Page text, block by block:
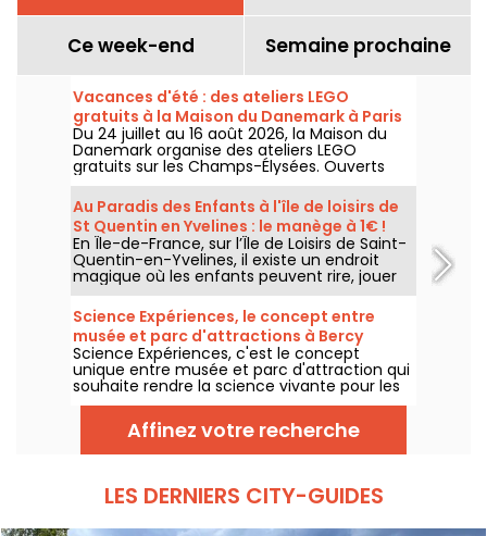
Ce week-end Semaine prochaine
Vacances d'été : des ateliers LEGO
gratuits à la Maison du Danemark à Paris
Du 24 juillet au 16 août 2026, la Maison du
Danemark organise des ateliers LEGO
gratuits sur les Champs-Élysées. Ouverts
aux enfants, aux familles et aux passionnés
de construction, ces rendez-vous
permettent de découvrir l'univers de la
célèbre marque danoise à travers des
espaces de création en libre accès.
Au Paradis des Enfants à l'île de loisirs de
St Quentin en Yvelines : le manège à 1€ !
En Île-de-France, sur l’Île de Loisirs de Saint-
Quentin-en-Yvelines, il existe un endroit
magique où les enfants peuvent rire, jouer
et profiter de manèges adaptés à leur âge :
Au Paradis des Enfants. C’est le parc le
moins cher d’Île-de-France, avec un tarif
exceptionnel de 1 € le manège.
Science Expériences, le concept entre
musée et parc d'attractions à Bercy
Village
Science Expériences, c'est le concept
unique entre musée et parc d'attraction qui
souhaite rendre la science vivante pour les
enfants. Expériences scientifiques, réalité
virtuelle, vidéo mapping, on y retrouve les
dernières technologies utilisées pour
intéresser enfants aux sciences en la vivant
Affinez votre recherche
LES DERNIERS CITY-GUIDES